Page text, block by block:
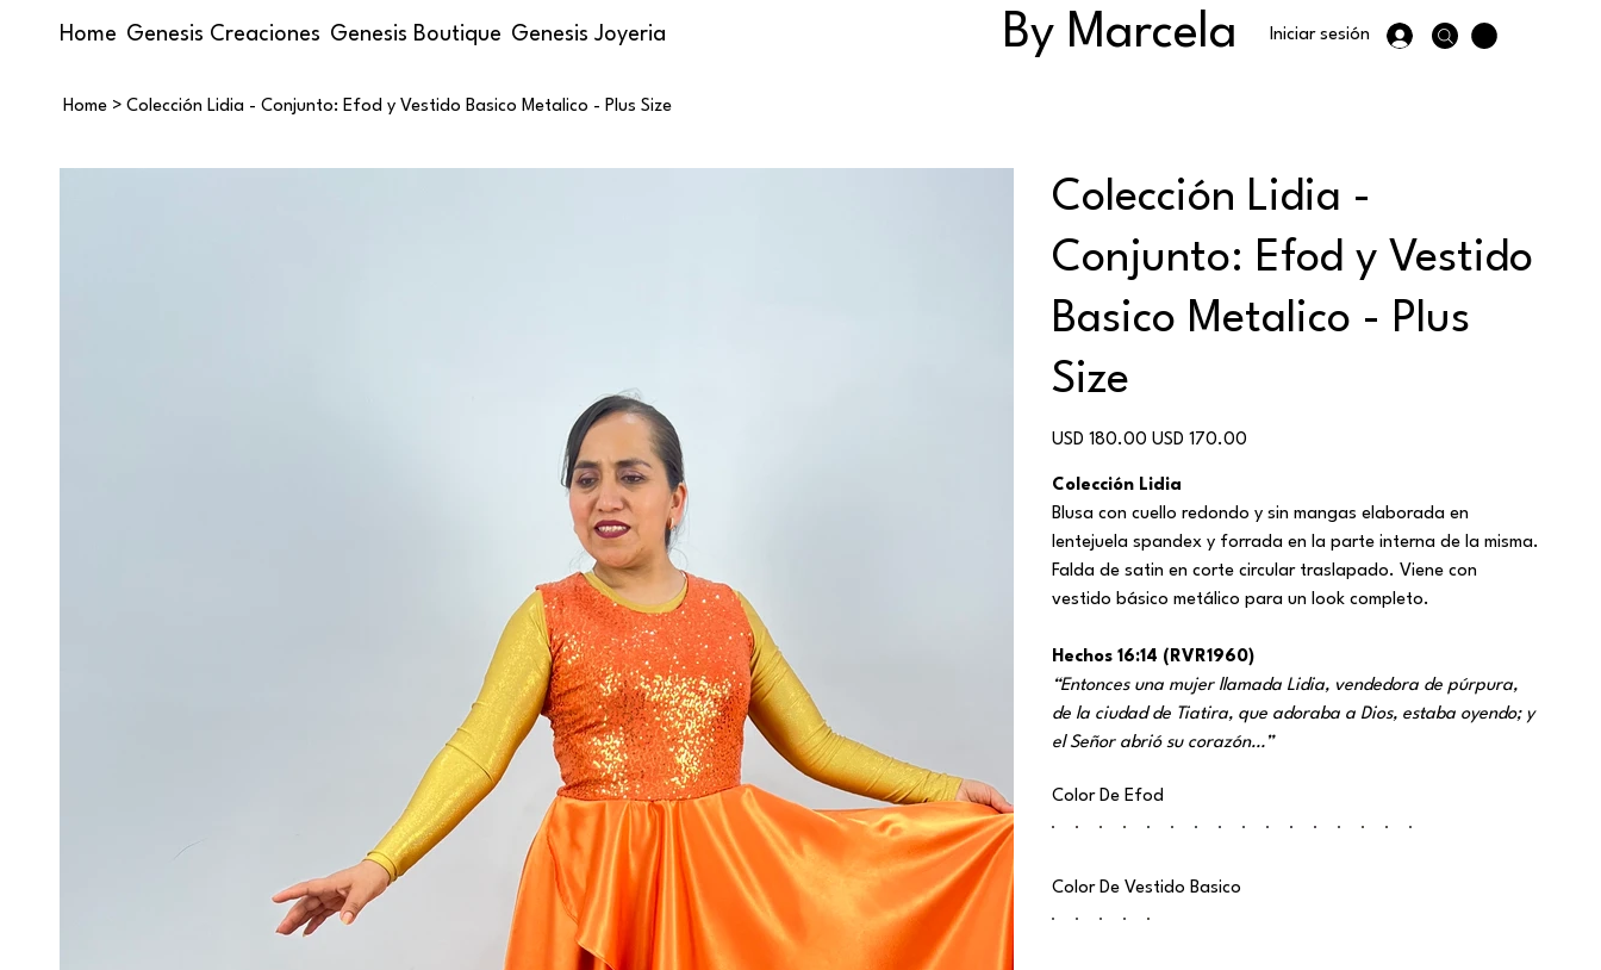
Home Genesis Creaciones Genesis Boutique Genesis Joyeria By Marcela Iniciar sesión
Home > Colección Lidia - Conjunto: Efod y Vestido Basico Metalico - Plus Size
Colección Lidia -
Conjunto: Efod y Vestido
Basico Metalico - Plus
Size
Precio
original
USD 180.00
Precio
de
USD 170.00
Colección Lidia
Blusa con cuello redondo y sin mangas elaborada en
lentejuela spandex y forrada en la parte interna de la misma.
Falda de satin en corte circular traslapado. Viene con
vestido básico metálico para un look completo.
Hechos 16:14 (RVR1960)
“Entonces una mujer llamada Lidia, vendedora de púrpura,
de la ciudad de Tiatira, que adoraba a Dios, estaba oyendo; y
el Señor abrió su corazón…”
Color De Efod
Color De Vestido Basico